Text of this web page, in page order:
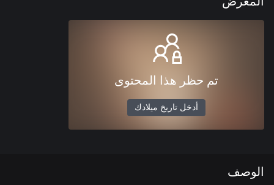
تم حظر هذا المحتوى
أدخل تاريخ ميلادك
الوصف